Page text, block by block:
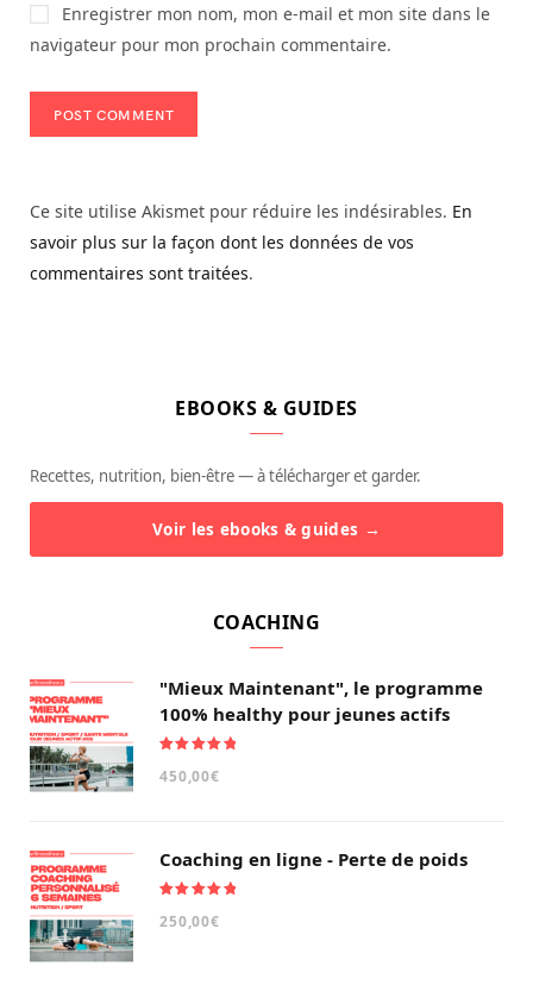
Enregistrer mon nom, mon e-mail et mon site dans le
navigateur pour mon prochain commentaire.
Ce site utilise Akismet pour réduire les indésirables. En
savoir plus sur la façon dont les données de vos
commentaires sont traitées.
EBOOKS & GUIDES
Recettes, nutrition, bien-être — à télécharger et garder.
Voir les ebooks & guides →
COACHING
"Mieux Maintenant", le programme
100% healthy pour jeunes actifs
sur 5
450,00€
Coaching en ligne - Perte de poids
sur 5
250,00€